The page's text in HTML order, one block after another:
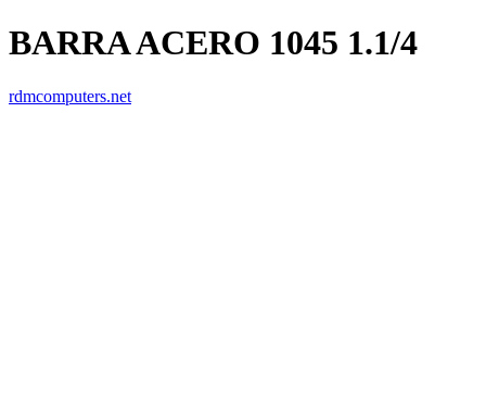
BARRA ACERO 1045 1.1/4
rdmcomputers.net